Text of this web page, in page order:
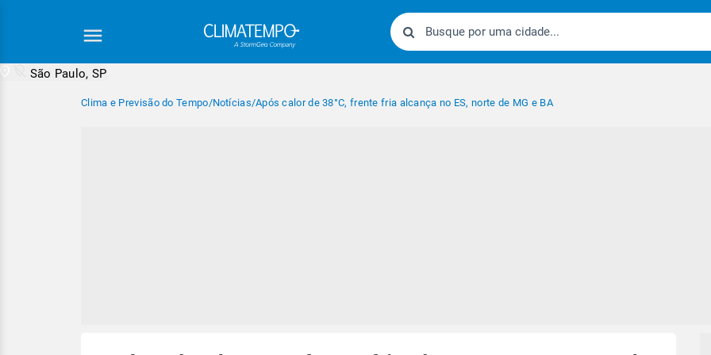
São Paulo, SP
Clima e Previsão do Tempo/Notícias/Após calor de 38°C, frente fria alcança no ES, norte de MG e BA